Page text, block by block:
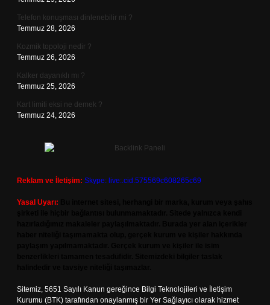
Telefon konuşması dinlenebilir mi ?
Temmuz 28, 2026
Kozmik topoloji nedir ?
Temmuz 26, 2026
Kalker dayanıklı mı ?
Temmuz 25, 2026
Kart limiti eksi ne demek ?
Temmuz 24, 2026
Reklam ve İletişim: Skype: live:.cid.575569c608265c69
Yasal Uyarı:
Sitemiz, 5651 Sayılı Kanun gereğince Bilgi Teknolojileri ve İletişim
Kurumu (BTK) tarafından onaylanmış bir Yer Sağlayıcı olarak hizmet